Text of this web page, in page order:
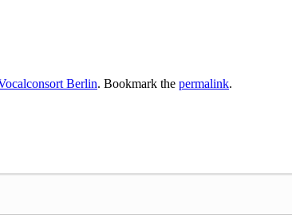
Berlin. Bookmark the permalink.